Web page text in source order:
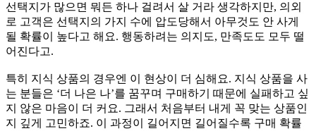
선택지가 많으면 뭐든 하나 걸려서 살 거라 생각하지만, 의외
로 고객은 선택지의 가지 수에 압도당해서 아무것도 안 사게
될 확률이 높다고 해요. 행동하려는 의지도, 만족도도 모두 떨
어진다고.
특히 지식 상품의 경우엔 이 현상이 더 심해요. 지식 상품을 사
는 분들은 ‘더 나은 나’를 꿈꾸며 구매하기 때문에 실패하고 싶
지 않은 마음이 더 커요. 그래서 처음부터 내게 꼭 맞는 상품인
지 깊게 고민하죠. 이 과정이 길어지면 길어질수록 구매 확률